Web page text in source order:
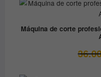
Máquina de corte